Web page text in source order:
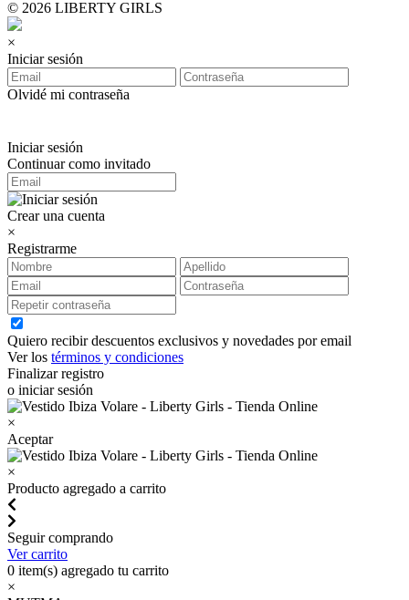
© 2026 LIBERTY GIRLS
×
Iniciar sesión
Olvidé mi contraseña
Iniciar sesión
Continuar como invitado
Crear una cuenta
×
Registrarme
Quiero recibir descuentos exclusivos y novedades por email
Ver los términos y condiciones
Finalizar registro
o iniciar sesión
×
Aceptar
×
Producto agregado a carrito
Seguir comprando
Ver carrito
0 item(s) agregado tu carrito
×